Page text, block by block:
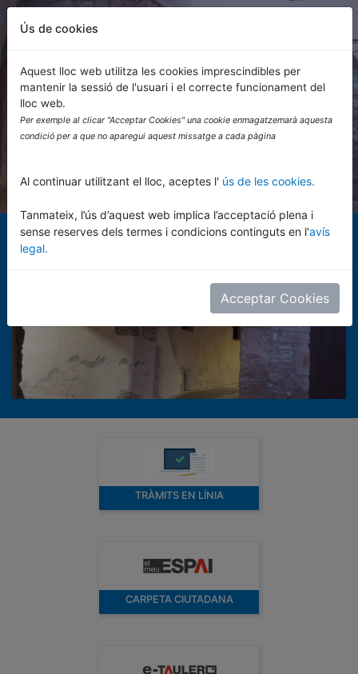
Ús de cookies
Aquest lloc web utilitza les cookies imprescindibles per
mantenir la sessió de l'usuari i el correcte funcionament del
lloc web.
Per exemple al clicar "Acceptar Cookies" una cookie enmagatzemarà aquesta
condició per a que no aparegui aquest missatge a cada pàgina
Al continuar utilitzant el lloc, aceptes l' ús de les cookies.
Tanmateix, l’ús d’aquest web implica l’acceptació plena i
sense reserves dels termes i condicions continguts en l'avís
legal.
Acceptar Cookies
Ajuntament d'Alió
Anterior
TRÀMITS EN LÍNIA
CARPETA CIUTADANA